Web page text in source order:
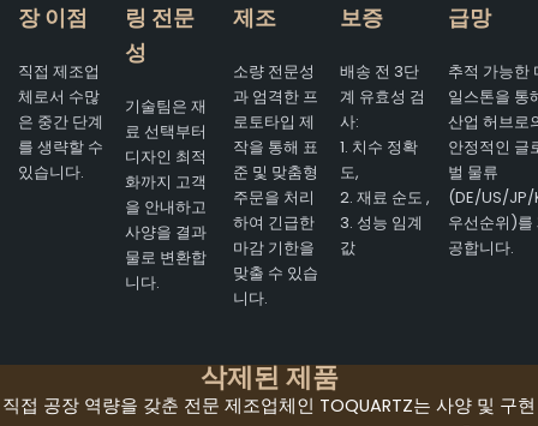
장 이점
직접 제조업
체로서 수많
은 중간 단계
를 생략할 수
있습니다.
링 전문
성
기술팀은 재
료 선택부터
디자인 최적
화까지 고객
을 안내하고
사양을 결과
물로 변환합
니다.
제조
소량 전문성
과 엄격한 프
로토타입 제
작을 통해 표
준 및 맞춤형
주문을 처리
하여 긴급한
마감 기한을
맞출 수 있습
니다.
보증
배송 전 3단
계 유효성 검
사:
1. 치수 정확
도,
2. 재료 순도 ,
3. 성능 임계
값
급망
추적 가능한
일스톤을 통
산업 허브로
안정적인 글
벌 물류
(DE/US/JP/
우선순위)를
공합니다.
삭제된 제품
직접 공장 역량을 갖춘 전문 제조업체인 TOQUARTZ는 사양 및 구현